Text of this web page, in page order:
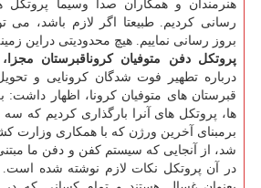
هنرمندان و همکاران صدا وسیما پروتکل
رسانی کردیم. طبیعتا اگر لازم باشد، می
بروز رسانی نماییم. هیچ محدودیتی دراین
پروتکل دفن متوفیان کروناقبرستان
درباره تطهیر فوت شدگان کرونایی و
قبرستان های متوفیان کرونا، اظهار
ها، پروتکل های آنرا بارگذاری کردیم که
برمبنای آخرین ورژن که با همکاری وزارت
شد، از آنجایی که سیستم کفن و دفن ما
در آن پروتکل نکات لازم نوشته شده